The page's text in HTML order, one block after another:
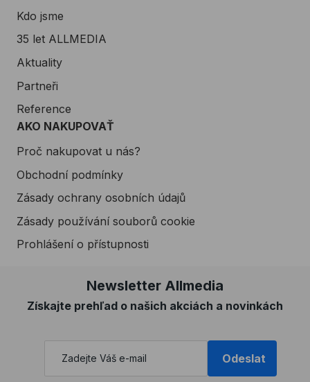
Kdo jsme
35 let ALLMEDIA
Aktuality
Partneři
Reference
AKO NAKUPOVAŤ
Proč nakupovat u nás?
Obchodní podmínky
Zásady ochrany osobních údajů
Zásady používání souborů cookie
Prohlášení o přístupnosti
Newsletter Allmedia
Získajte prehľad o našich akciách a novinkách
Odeslat